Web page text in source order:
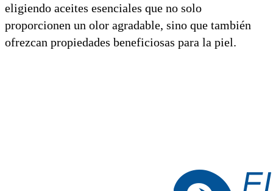
eligiendo aceites esenciales que no solo
proporcionen un olor agradable, sino que también
ofrezcan propiedades beneficiosas para la piel.